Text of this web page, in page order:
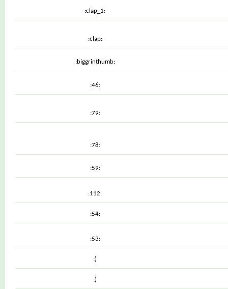
:clap_1:
:clap:
:biggrinthumb:
:46:
:79:
:78:
:59:
:112:
:54:
:53:
:)
;)